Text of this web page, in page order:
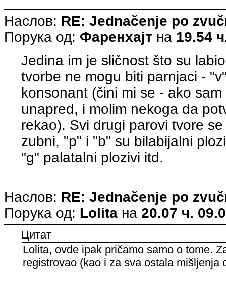
Наслов: RE: Jednačenje po
Порука од: Фаренхајт на 19.54
Jedina im je sličnost što su
tvorbe ne mogu biti parnjaci -
konsonant (čini mi se - ako
unapred, i molim nekoga da
rekao). Svi drugi parovi tvore
zubni, "p" i "b" su bilabijalni
"g" palatalni plozivi itd.
Наслов: RE: Jednačenje po
Порука од: Lolita на 20.07 ч.
Цитат
Lolita, ovde ipak pričamo samo o tome.
registrovao (kao i za sva ostala